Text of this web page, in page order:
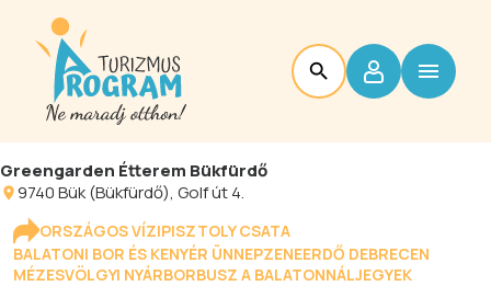
Greengarden Étterem Bükfürdő
9740Bük (Bükfürdő), Golf út 4.
ORSZÁGOS VÍZIPISZTOLY CSATA
BALATONI BOR ÉS KENYÉR ÜNNEPZENEERDŐ DEBRECEN
MÉZESVÖLGYI NYÁRBORBUSZ A BALATONNÁLJEGYEK